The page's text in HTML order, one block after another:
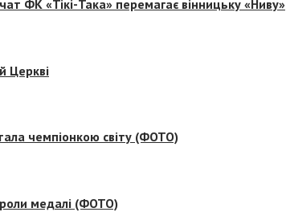
ФК «Тікі-Така» перемагає вінницьку «Ниву»
Церкві
чемпіонкою світу (ФОТО)
медалі (ФОТО)